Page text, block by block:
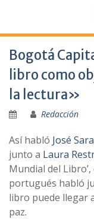
Bogotá
libro como
la lectura»
Redacción
Así­ habló José
junto a Laura
Mundial del
portugués habló
libro puede llegar
paz.